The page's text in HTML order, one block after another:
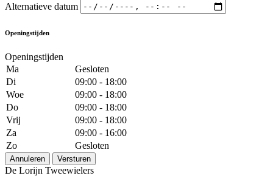
Alternatieve datum
Openingstijden
Openingstijden
Ma
Gesloten
Di
09:00 - 18:00
Woe
09:00 - 18:00
Do
09:00 - 18:00
Vrij
09:00 - 18:00
Za
09:00 - 16:00
Zo
Gesloten
Annuleren Versturen
De Lorijn Tweewielers